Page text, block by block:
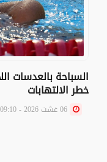
السباحة بالعدسات
خطر الالتهابات